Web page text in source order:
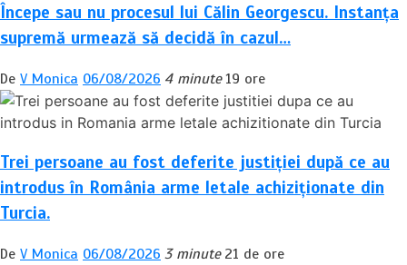
Începe sau nu procesul lui Călin Georgescu. Instanța
supremă urmează să decidă în cazul…
De V Monica 06/08/2026 4 minute 19 ore
Trei persoane au fost deferite justiției după ce au
introdus în România arme letale achiziționate din
Turcia.
De V Monica 06/08/2026 3 minute 21 de ore